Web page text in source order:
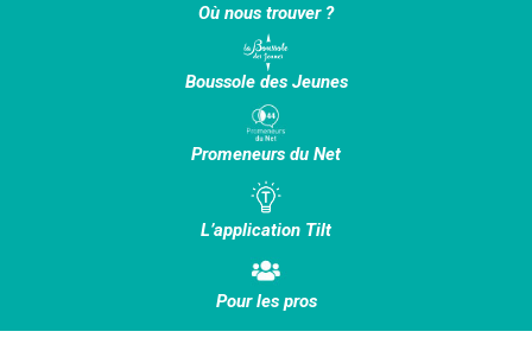
Où nous trouver ?
Boussole des Jeunes
Promeneurs du Net
L’application Tilt
Pour les pros